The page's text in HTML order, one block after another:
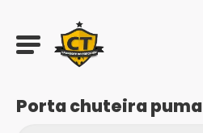
Porta chuteira puma